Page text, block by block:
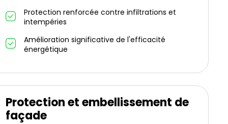
Protection renforcée contre infiltrations et
intempéries
Amélioration significative de l'efficacité
énergétique
Protection et embellissement de
façade